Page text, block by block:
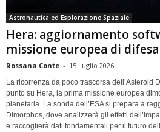
Astronautica ed Esplorazione Spaziale
Hera: aggiornamento
missione europea di
Rossana Conte - 15 Luglio 2026
La ricorrenza da poco trascorsa dell’Asteroid
punto su Hera, la prima missione europea
planetaria. La sonda dell’ESA si prepara a
Dimorphos, dove analizzerà gli effetti
e raccoglierà dati fondamentali per il futuro